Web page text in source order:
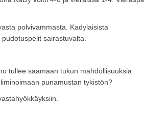
polvivammasta. Kadylaisista
sairastuvalta.
tullee saamaan tukun mahdollisuuksia
punamustan tykistön?